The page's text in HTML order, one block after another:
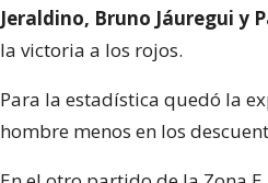
Jeraldino, Bruno Jáuregui y
la victoria a los rojos.
Para la estadística quedó la
hombre menos en los